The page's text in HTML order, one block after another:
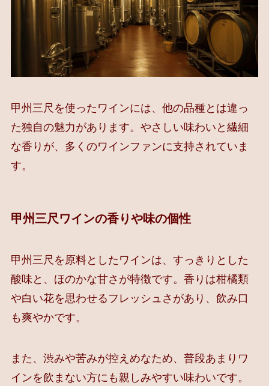
甲州三尺を使ったワインには、他の品種とは違っ
た独自の魅力があります。やさしい味わいと繊細
な香りが、多くのワインファンに支持されていま
す。
甲州三尺ワインの香りや味の個性
甲州三尺を原料としたワインは、すっきりとした
酸味と、ほのかな甘さが特徴です。香りは柑橘類
や白い花を思わせるフレッシュさがあり、飲み口
も爽やかです。
また、渋みや苦みが控えめなため、普段あまりワ
インを飲まない方にも親しみやすい味わいです。